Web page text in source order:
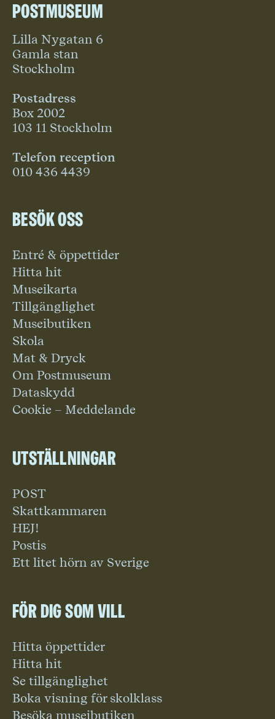
Postmuseum
Lilla Nygatan 6
Gamla stan
Stockholm
Postadress
Box 2002
103 11 Stockholm
Telefon reception
010 436 4439
Besök oss
Entré & öppettider
Hitta hit
Museikarta
Tillgänglighet
Museibutiken
Skola
Mat & Dryck
Om Postmuseum
Dataskydd
Cookie – Meddelande
Utställningar
POST
Skattkammaren
HEJ!
Postis
Ett litet hörn av Sverige
För dig som vill
Hitta öppettider
Hitta hit
Se tillgänglighet
Boka visning för skolklass
Besöka museibutiken